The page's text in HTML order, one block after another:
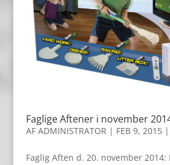
Faglige Aftener i november
AF ADMINISTRATOR | FEB 9, 2015|
Faglig Aften d. 20. november 2014: